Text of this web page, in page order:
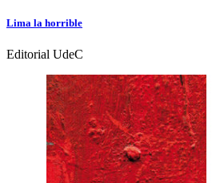
Lima la horrible
Editorial UdeC